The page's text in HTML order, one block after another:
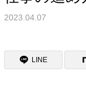
2023.04.07
LINE